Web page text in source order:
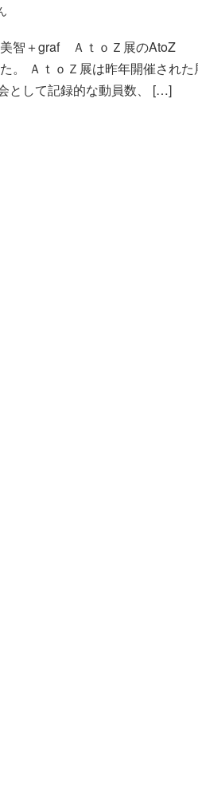
智＋graf ＡｔｏＺ展のAtoZ
。 ＡｔｏＺ展は昨年開催された
として記録的な動員数、 […]